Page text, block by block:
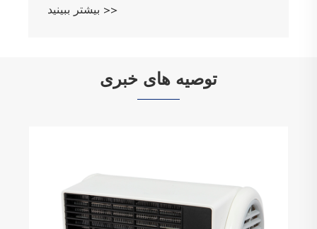
بیشتر ببینید >>
توصیه های خبری